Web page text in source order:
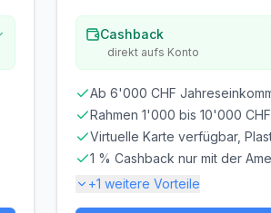
Cashback
direkt aufs Konto
Ab 6'000 CHF
Rahmen 1'000 bis 10'000
Virtuelle Karte verfügbar,
1 % Cashback nur mit der
+1 weitere Vorteile